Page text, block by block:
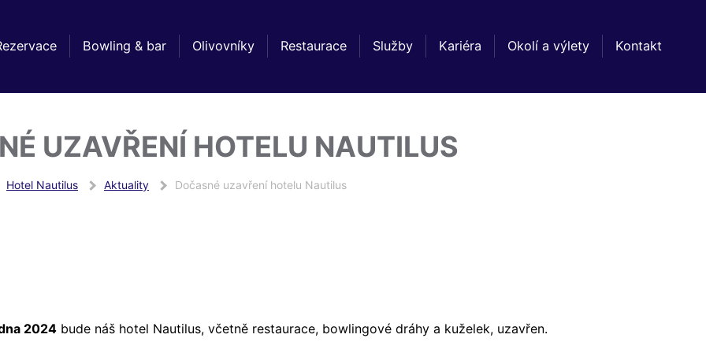
Bowling & bar Olivovníky Restaurace Služby Kariéra Okolí a výlety Kontakt
UZAVŘENÍ HOTELU NAUTILUS
Hotel Nautilus Aktuality Dočasné uzavření hotelu Nautilus
2024 bude náš hotel Nautilus, včetně restaurace, bowlingové dráhy a kuželek, uzavřen.